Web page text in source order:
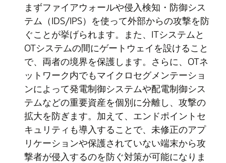
まずファイアウォールや侵入検知・防御シス
テム（IDS/IPS）を使って外部からの攻撃を防
ぐことが挙げられます。また、ITシステムと
OTシステムの間にゲートウェイを設けること
で、両者の境界を保護します。さらに、OTネ
ットワーク内でもマイクロセグメンテーショ
ンによって発電制御システムや配電制御シス
テムなどの重要資産を個別に分離し、攻撃の
拡大を防ぎます。加えて、エンドポイントセ
キュリティも導入することで、未修正のアプ
リケーションや保護されていない端末から攻
撃者が侵入するのを防ぐ対策が可能になりま